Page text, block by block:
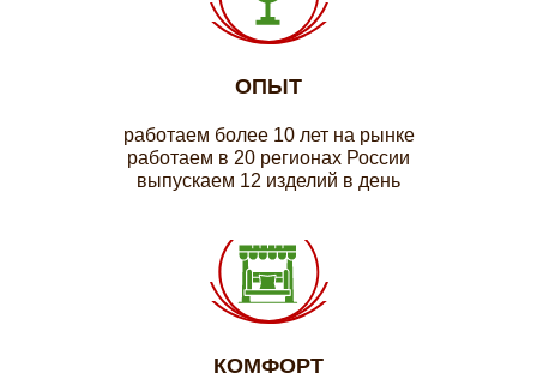
ОПЫТ
работаем более 10 лет на рынке
работаем в 20 регионах России
выпускаем 12 изделий в день
КОМФОРТ